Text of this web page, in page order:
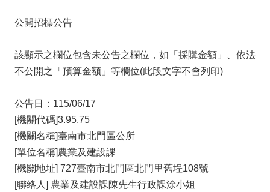
公開招標公告
該顯示之欄位包含未公告之欄位，如「採購金額」、依法
不公開之「預算金額」等欄位(此段文字不會列印)
公告日：115/06/17
[機關代碼]3.95.75
[機關名稱]臺南市北門區公所
[單位名稱]農業及建設課
[機關地址] 727臺南市北門區北門里舊埕108號
[聯絡人] 農業及建設課陳先生行政課涂小姐